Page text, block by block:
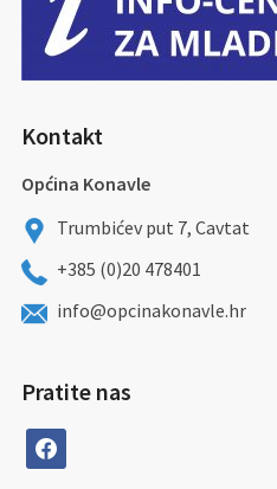
Kontakt
Općina Konavle
Trumbićev put 7, Cavtat
+385 (0)20 478401
info@opcinakonavle.hr
Pratite nas
facebook